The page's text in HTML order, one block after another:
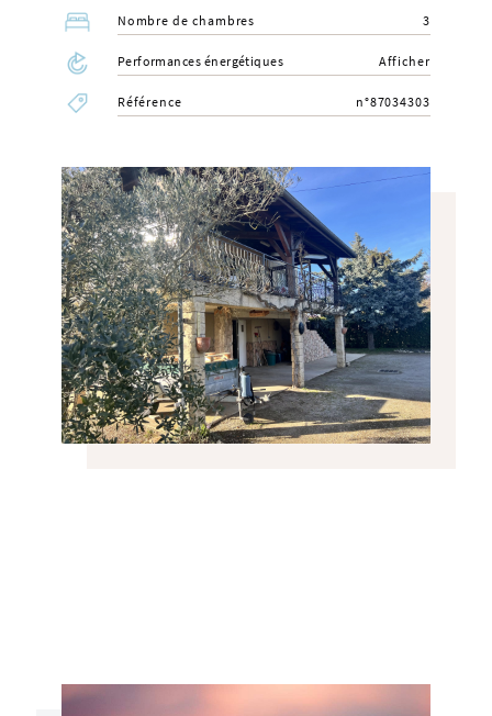
Nombre de chambres 3
Performances énergétiques Afficher
Référence n°87034303